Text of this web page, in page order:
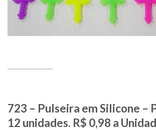
723 – Pulseira em Silicone –
12 unidades. R$ 0,98 a